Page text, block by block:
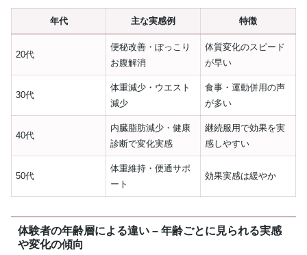
年代 主な実感例 特徴
20代
便秘改善・ぽっこり
お腹解消
体質変化のスピード
が早い
30代
体重減少・ウエスト
減少
食事・運動併用の声
が多い
40代
内臓脂肪減少・健康
診断で変化実感
継続服用で効果を実
感しやすい
50代
体重維持・便通サポ
ート
効果実感は緩やか
体験者の年齢層による違い – 年齢ごとに見られる実感
や変化の傾向